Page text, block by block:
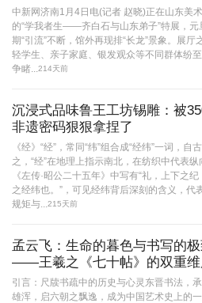
中新网济南1月4日电(记者 赵晓)正在山东美
的“学我者生——齐白石与山东弟子”特展，元
期“引流”不断，馆外再现排“长龙”景象。展厅
轻学生、亲子家庭、银发观众等不同群体纷至
争睹...
214天前
沉浸式品味鲁王工坊锡雕：被
非遗密码狠狠拿捏了
《经》“经”，常同“纬”组合成“经纬”一词，自
之，“经”在地理上指示南北，在纺织中代表纵
《左传·昭公二十五年》中写有“礼，上下之
之经纬也。”，可见经纬背后深刻的含义，代
规矩与...
215天前
孟云飞：生命的暮色与书写的
——王羲之《七十帖》的双重
引言：尺牍书疏中的历史与心灵东晋书法，
雄浑，启六朝之飘逸，成为中国艺术史上的